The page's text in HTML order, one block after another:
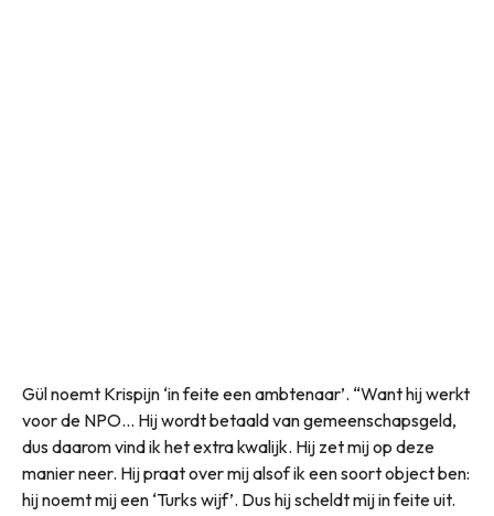
Gül noemt Krispijn ‘in feite een ambtenaar’. “Want hij werkt
voor de NPO… Hij wordt betaald van gemeenschapsgeld,
dus daarom vind ik het extra kwalijk. Hij zet mij op deze
manier neer. Hij praat over mij alsof ik een soort object ben:
hij noemt mij een ‘Turks wijf’. Dus hij scheldt mij in feite uit.